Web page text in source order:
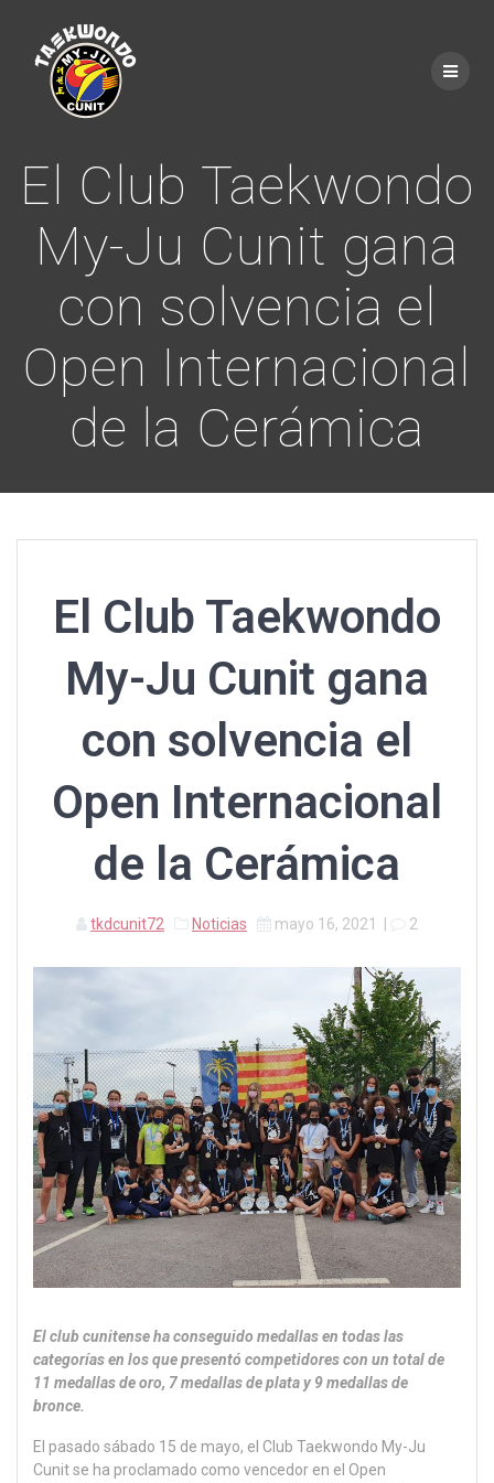
El Club Taekwondo
My-Ju Cunit gana
con solvencia el
Open Internacional
de la Cerámica
El Club Taekwondo
My-Ju Cunit gana
con solvencia el
Open Internacional
de la Cerámica
tkdcunit72 Noticias mayo 16, 2021 2
El club cunitense ha conseguido medallas en todas las
categorías en los que presentó competidores con un total de
11 medallas de oro, 7 medallas de plata y 9 medallas de
bronce.
El pasado sábado 15 de mayo, el Club Taekwondo My-Ju
Cunit se ha proclamado como vencedor en el Open